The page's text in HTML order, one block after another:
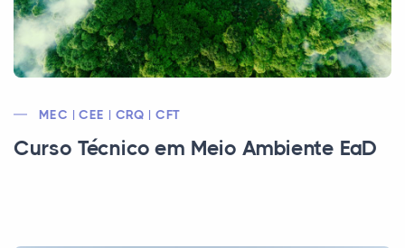
MEC | CEE | CRQ | CFT
Curso Técnico em Meio Ambiente EaD